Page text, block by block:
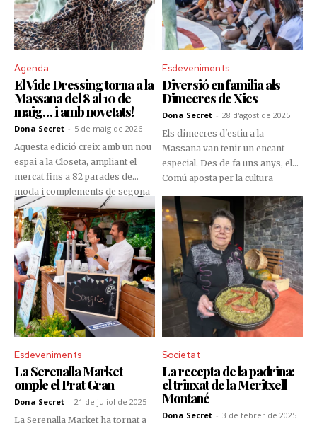
nostres famílies i, per això, tenir
cura de la seva salut i benestar
és, per a nosaltres, una prioritat
absoluta.
entre cultura, música i comunitat.
Agenda
El Vide Dressing torna a la
Massana del 8 al 10 de
maig… i amb novetats!
Dona Secret - 5 de maig de 2026
Aquesta edició creix amb un nou
espai a la Closeta, ampliant el
mercat fins a 82 parades de
moda i complements de segona
mà. Una cita imprescindible per
descobrir peces úniques mentre
apostes per un consum més
responsable.
Esdeveniments
Diversió en familia als
Dimecres de Xics
Dona Secret - 28 d'agost de 2025
Els dimecres d'estiu a la
Massana van tenir un encant
especial. Des de fa uns anys, el
Comú aposta per la cultura
la programació "Dimecres de
Xics", on la màgia i la innocència
fan gaudir a petits i grans.
Tallers, contacontes, jocs i molta
diversió és el que van poder
trobar els més menuts de la casa
als espais oberts de la parròquia.
Esdeveniments
La Serenalla Market
omple el Prat Gran
Dona Secret - 21 de juliol de 2025
La Serenalla Market ha tornat a
Societat
La recepta de la padrina:
el trinxat de la Meritxell
Montané
Dona Secret - 3 de febrer de 2025